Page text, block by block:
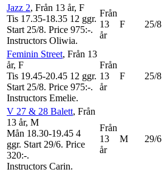
Jazz 2, Från 13 år, F
Tis 17.35-18.35 12 ggr.
Start 25/8. Price 975:-.
Instructors Oliwia.
Från
13
år
F 25/8
Feminin Street, Från 13
år, F
Tis 19.45-20.45 12 ggr.
Start 25/8. Price 975:-.
Instructors Emelie.
Från
13
år
F 25/8
V 27 & 28 Balett, Från
13 år, M
Mån 18.30-19.45 4
ggr. Start 29/6. Price
320:-.
Instructors Carin.
Från
13
år
M 29/6